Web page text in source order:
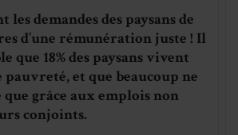
les demandes des paysans de
d’une rémunération juste ! Il
que 18% des paysans vivent
pauvreté, et que beaucoup ne
grâce aux emplois non
conjoints.